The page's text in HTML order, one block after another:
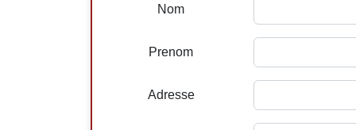
Nom
Prenom
Adresse